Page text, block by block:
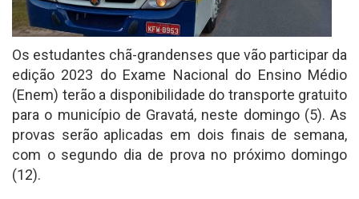
Os estudantes chã-grandenses que vão participar da
edição 2023 do Exame Nacional do Ensino Médio
(Enem) terão a disponibilidade do transporte gratuito
para o município de Gravatá, neste domingo (5). As
provas serão aplicadas em dois finais de semana,
com o segundo dia de prova no próximo domingo
(12).